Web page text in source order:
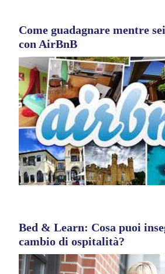
Come guadagnare mentre
con AirBnB
Bed & Learn: Cosa puoi
cambio di ospitalità?